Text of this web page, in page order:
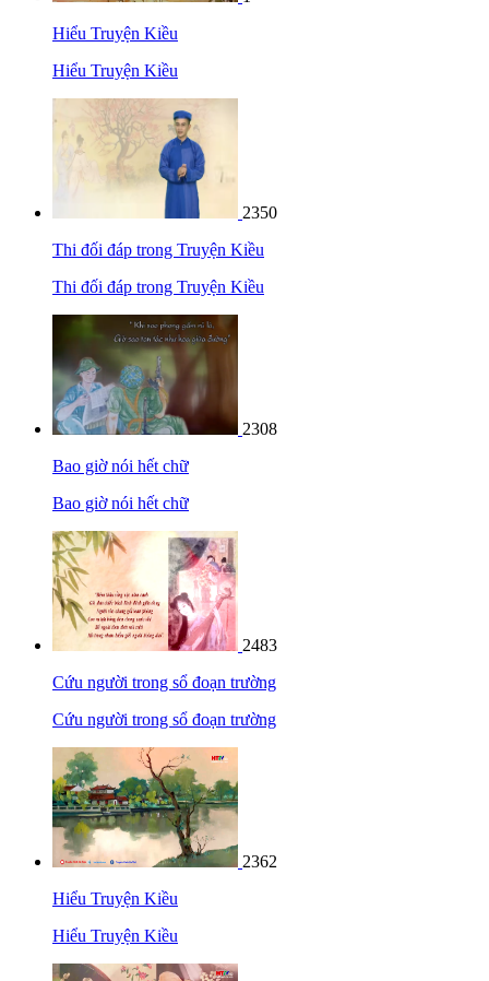
Hiểu Truyện Kiều
Hiểu Truyện Kiều
2350
Thi đối đáp trong Truyện Kiều
Thi đối đáp trong Truyện Kiều
2308
Bao giờ nói hết chữ
Bao giờ nói hết chữ
2483
Cứu người trong sổ đoạn trường
Cứu người trong sổ đoạn trường
2362
Hiểu Truyện Kiều
Hiểu Truyện Kiều